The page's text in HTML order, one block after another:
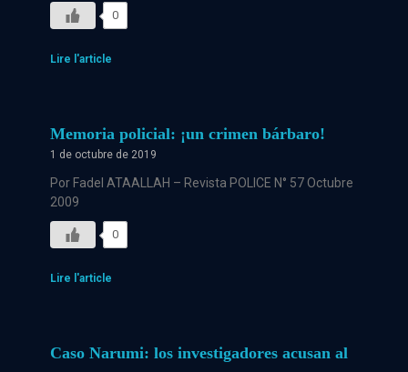
0
Lire l'article
Memoria policial: ¡un crimen bárbaro!
1 de octubre de 2019
Por Fadel ATAALLAH – Revista POLICE N° 57 Octubre
2009
0
Lire l'article
Caso Narumi: los investigadores acusan al